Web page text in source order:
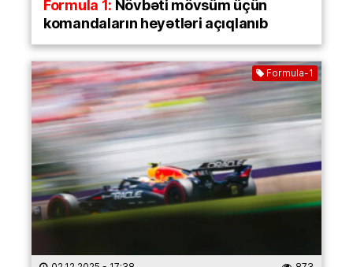
Formula 1: Növbəti mövsüm üçün
komandaların heyətləri açıqlanıb
Formula-1